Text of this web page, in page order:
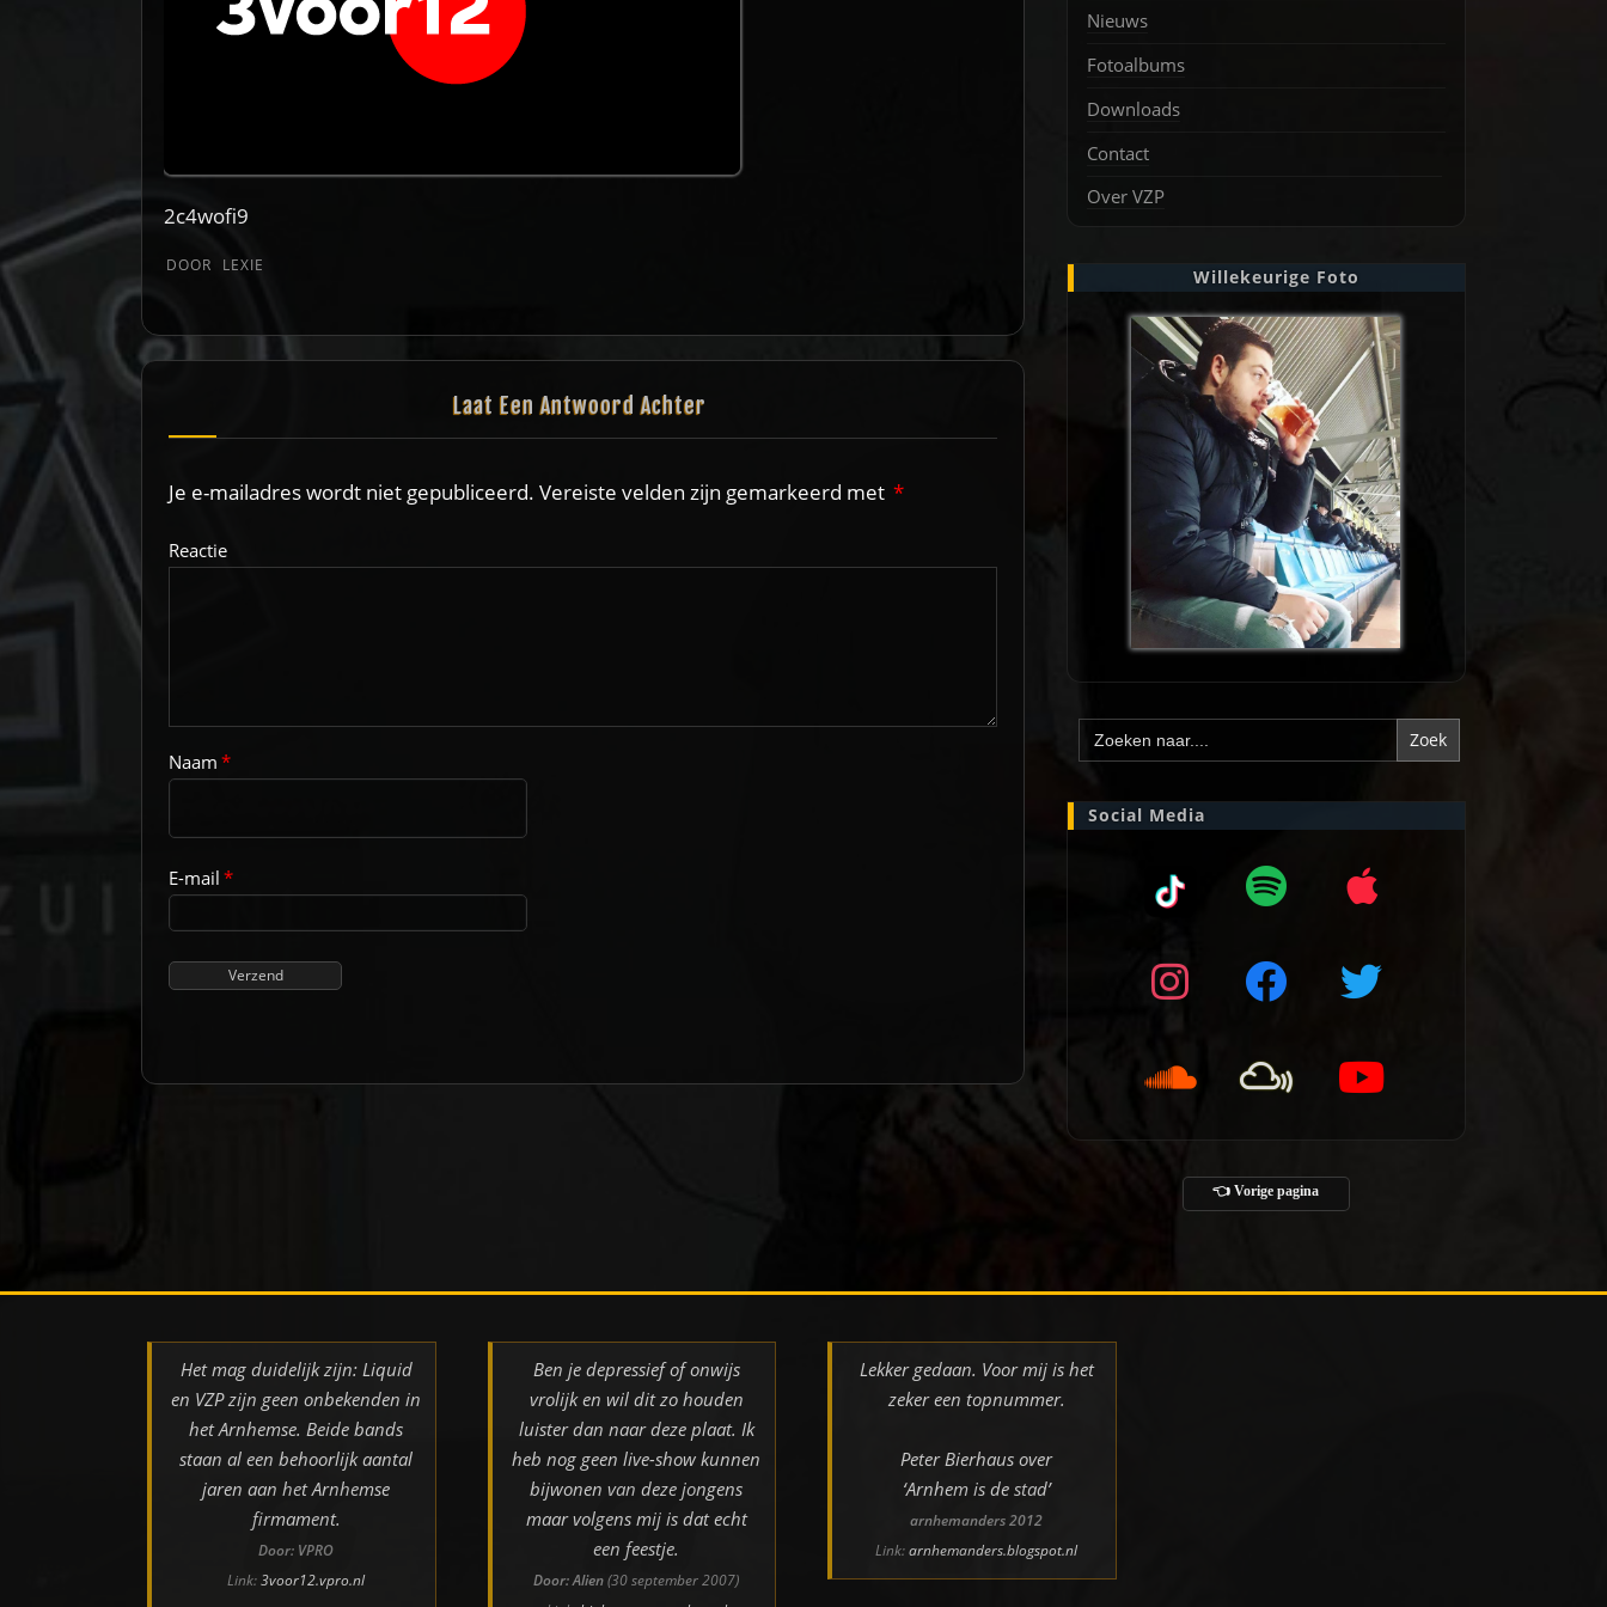
2c4wofi9
DOOR LEXIE
Laat Een Antwoord Achter
Je e-mailadres wordt niet gepubliceerd. Vereiste velden zijn gemarkeerd met *
Reactie
Naam*
E-mail*
Nieuws
Fotoalbums
Downloads
Contact
Over VZP
Willekeurige Foto
Zoek
naar:
Social Media
👈 Vorige pagina
Het mag duidelijk zijn: Liquid
en VZP zijn geen onbekenden in
het Arnhemse. Beide bands
staan al een behoorlijk aantal
jaren aan het Arnhemse
firmament.
Door: VPRO
Link:3voor12.vpro.nl
Ben je depressief of onwijs
vrolijk en wil dit zo houden
luister dan naar deze plaat. Ik
heb nog geen live-show kunnen
bijwonen van deze jongens
maar volgens mij is dat echt
een feestje.
Door: Alien(30 september 2007)
Lekker gedaan. Voor mij is het
zeker een topnummer.
Peter Bierhaus over
‘Arnhem is de stad’
arnhemanders 2012
Link:arnhemanders.blogspot.nl